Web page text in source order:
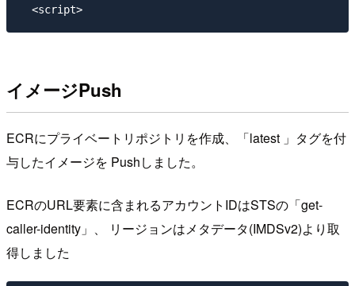
イメージPush
ECRにプライベートリポジトリを作成、「latest 」タグを付
与したイメージを Pushしました。
ECRのURL要素に含まれるアカウントIDはSTSの「get-
caller-identity」、 リージョンはメタデータ(IMDSv2)より取
得しました